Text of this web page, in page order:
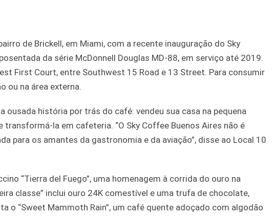
de Brickell, em Miami, com a recente inauguração do Sky
da série McDonnell Douglas MD-88, em serviço até 2019.
First Court, entre Southwest 15 Road e 13 Street. Para consumir
ou na área externa.
ousada história por trás do café: vendeu sua casa na pequena
transformá-la em cafeteria. “O Sky Coffee Buenos Aires não é
para os amantes da gastronomia e da aviação”, disse ao Local 10
“Tierra del Fuego”, uma homenagem à corrida do ouro na
classe” inclui ouro 24K comestível e uma trufa de chocolate,
o “Sweet Mammoth Rain”, um café quente adoçado com algodão